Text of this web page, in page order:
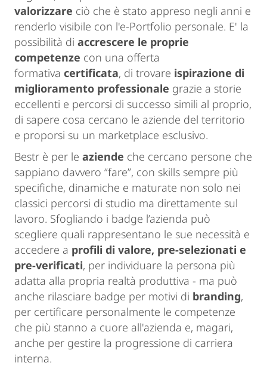
valorizzare ciò che è stato appreso negli anni e
renderlo visibile con l'e-Portfolio personale. E' la
possibilità di accrescere le proprie
competenze con una offerta
formativa certificata, di trovare ispirazione di
miglioramento professionale grazie a storie
eccellenti e percorsi di successo simili al proprio,
di sapere cosa cercano le aziende del territorio
e proporsi su un marketplace esclusivo.
Bestr è per le aziende che cercano persone che
sappiano davvero “fare”, con skills sempre più
specifiche, dinamiche e maturate non solo nei
classici percorsi di studio ma direttamente sul
lavoro. Sfogliando i badge l’azienda può
scegliere quali rappresentano le sue necessità e
accedere a profili di valore, pre-selezionati e
pre-verificati, per individuare la persona più
adatta alla propria realtà produttiva - ma può
anche rilasciare badge per motivi di branding,
per certificare personalmente le competenze
che più stanno a cuore all'azienda e, magari,
anche per gestire la progressione di carriera
interna.